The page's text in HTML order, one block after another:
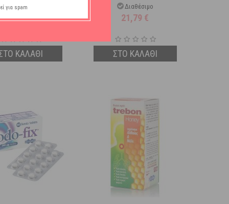
Διαθέσιμο
20,66€
ΚΑΛΑΘΙ
Διαθέσιμο
21,79 €
ΣΤΟ ΚΑΛΑΘΙ
για spam